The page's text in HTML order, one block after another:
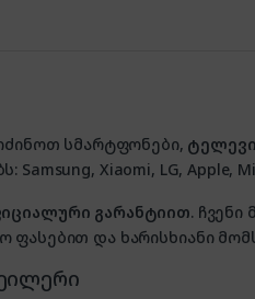
სმარტფონები,
Xiaomi, LG, Apple,
გარანტიით.
და ხარისხიანი